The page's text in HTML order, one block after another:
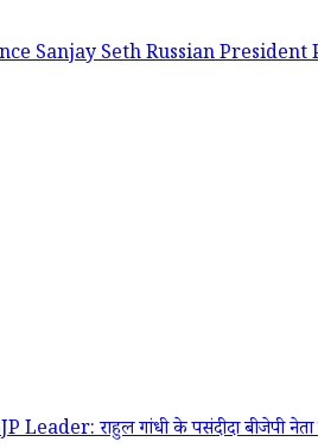
Sanjay SethRussian
राहुल गांधी के पसंदीदा बीजेपी नेता